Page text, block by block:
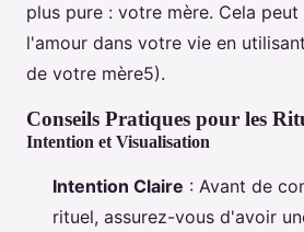
plus pure : votre mère. Cela
l'amour dans votre vie en
de votre mère5).
Conseils Pratiques pour les
Intention et Visualisation
Intention Claire : Avant de
rituel, assurez-vous d'avoir